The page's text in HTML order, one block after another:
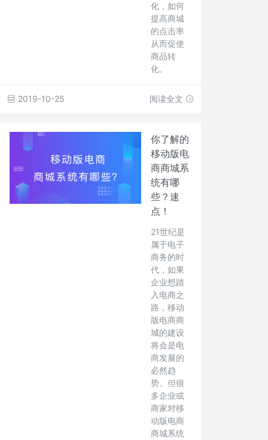
化，如何
提高商城
的点击率
从而促使
商品转
化。
2019-10-25 阅读全文
你了解的
移动版电
商商城系
统有哪
些？速
点！
21世纪是
属于电子
商务的时
代，如果
企业想踏
入电商之
路，移动
版电商商
城的建设
将会是电
商发展的
必然趋
势。但很
多企业或
商家对移
动版电商
商城系统